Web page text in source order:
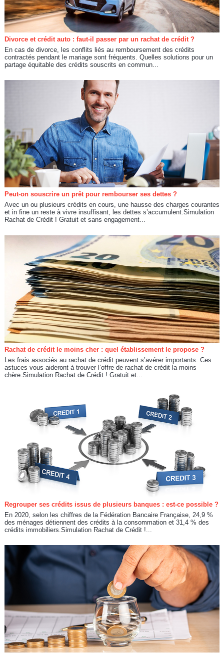
Divorce et crédit auto : faut-il passer par un rachat de crédit ?
En cas de divorce, les conflits liés au remboursement des crédits
contractés pendant le mariage sont fréquents. Quelles solutions pour un
partage équitable des crédits souscrits en commun...
Peut-on souscrire un prêt pour rembourser ses dettes ?
Avec un ou plusieurs crédits en cours, une hausse des charges courantes
et in fine un reste à vivre insuffisant, les dettes s’accumulent.Simulation
Rachat de Crédit ! Gratuit et sans engagement...
Rachat de crédit le moins cher : quel établissement le propose ?
Les frais associés au rachat de crédit peuvent s’avérer importants. Ces
astuces vous aideront à trouver l’offre de rachat de crédit la moins
chère.Simulation Rachat de Crédit ! Gratuit et...
Regrouper ses crédits issus de plusieurs banques : est-ce possible ?
En 2020, selon les chiffres de la Fédération Bancaire Française, 24,9 %
des ménages détiennent des crédits à la consommation et 31,4 % des
crédits immobiliers.Simulation Rachat de Crédit !...